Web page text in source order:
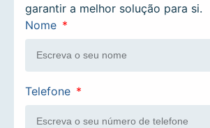
Nome
Telefone
garantir a melhor solução para si.